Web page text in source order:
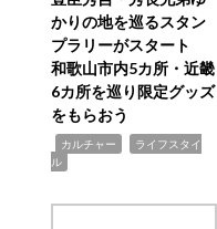
かりの地を巡るスタン
プラリーがスタート
和歌山市内5カ所・近畿
6カ所を巡り限定グッズ
をもらおう
カルチャー
ライフスタイ
ル